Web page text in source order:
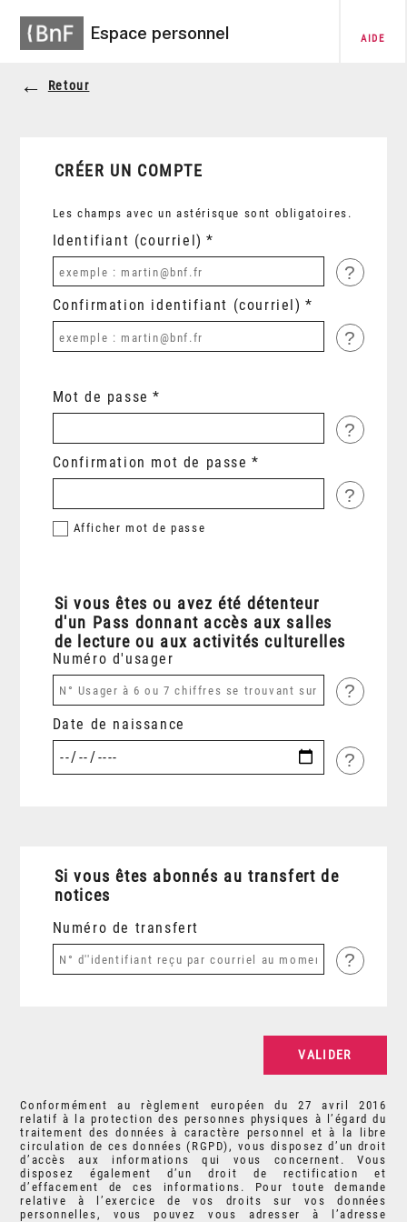
Espace personnel AIDE
Retour
CRÉER UN COMPTE
Les champs avec un astérisque sont obligatoires.
Identifiant (courriel)
?
Confirmation identifiant (courriel)
?
Mot de passe
?
Confirmation mot de passe
?
Afficher mot de passe
Si vous êtes ou avez été détenteur
d'un Pass donnant accès aux salles
de lecture ou aux activités culturelles
Numéro d'usager
?
Date de naissance
?
Si vous êtes abonnés au transfert de
notices
Numéro de transfert
?
Conformément au règlement européen du 27 avril 2016
relatif à la protection des personnes physiques à l’égard du
traitement des données à caractère personnel et à la libre
circulation de ces données (RGPD), vous disposez d’un droit
d’accès aux informations qui vous concernent. Vous
disposez également d’un droit de rectification et
d’effacement de ces informations. Pour toute demande
relative à l’exercice de vos droits sur vos données
personnelles, vous pouvez vous adresser à l’adresse